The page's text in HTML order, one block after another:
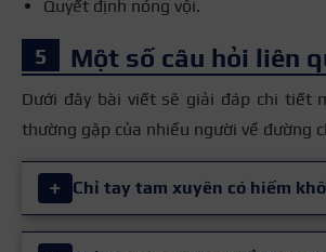
Quyết định nóng vội.
Một số câu hỏi liên
Dưới đây bài viết sẽ giải đáp chi tiết
thường gặp của nhiều người về đường
+ Chỉ tay tam xuyên có hiếm